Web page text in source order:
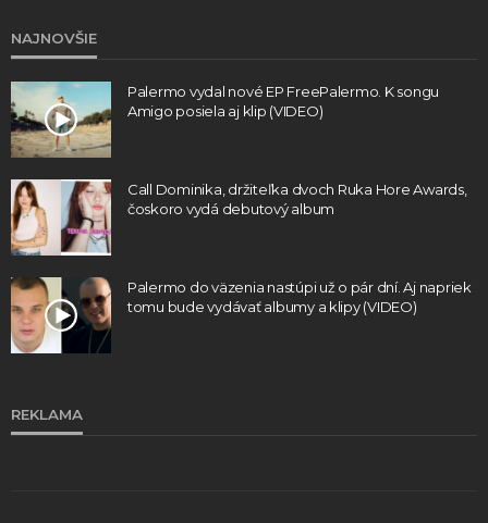
NAJNOVŠIE
Palermo vydal nové EP FreePalermo. K songu
Amigo posiela aj klip (VIDEO)
Call Dominika, držiteľka dvoch Ruka Hore Awards,
čoskoro vydá debutový album
Palermo do väzenia nastúpi už o pár dní. Aj napriek
tomu bude vydávať albumy a klipy (VIDEO)
REKLAMA